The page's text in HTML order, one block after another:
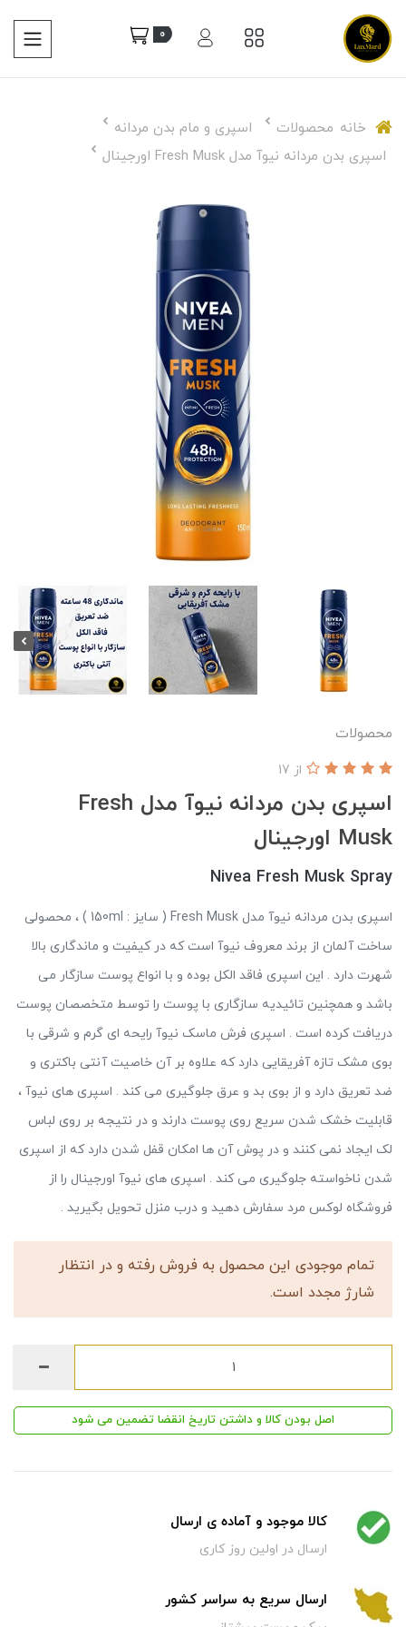
0
خانه محصولات
اسپری و مام بدن مردانه
اسپری بدن مردانه نیوآ مدل Fresh Musk اورجینال
محصولات
اسپری بدن مردانه نیوآ مدل Fresh
Musk اورجینال
از 17
Nivea Fresh Musk Spray
اسپری بدن مردانه نیوآ مدل Fresh Musk ( سایز : 150ml ) ، محصولی
ساخت آلمان از برند معروف نیوآ است که در کیفیت و ماندگاری بالا
شهرت دارد . این اسپری فاقد الکل بوده و با انواع پوست سازگار می
باشد و همچنین تائیدیه سازگاری با پوست را توسط متخصصان پوست
دریافت کرده است . اسپری فرش ماسک نیوآ رایحه ای گرم و شرقی با
بوی مشک تازه آفریقایی دارد که علاوه بر آن خاصیت آنتی باکتری و
ضد تعریق دارد و از بوی بد و عرق جلوگیری می کند . اسپری های نیوآ ،
قابلیت خشک شدن سریع روی پوست دارند و در نتیجه بر روی لباس
لک ایجاد نمی کنند و در پوش آن ها امکان قفل شدن دارد که از اسپری
شدن ناخواسته جلوگیری می کند . اسپری های نیوآ اورجینال را از
فروشگاه لوکس مرد سفارش دهید و درب منزل تحویل بگیرید .
تمام موجودی این محصول به فروش رفته و در انتظار
شارژ مجدد است.
اصل بودن کالا و داشتن تاریخ انقضا تضمین می شود
کالا موجود و آماده ی ارسال
ارسال در اولین روز کاری
ارسال سریع به سراسر کشور